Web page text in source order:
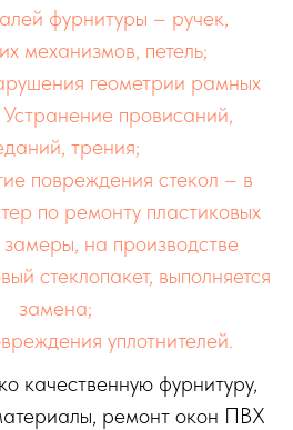
фурнитуры – ручек,
механизмов, петель;
геометрии рамных
провисаний,
трения;
повреждения стекол – в
по ремонту пластиковых
на производстве
стеклопакет, выполняется
замена;
уплотнителей.
качественную фурнитуру,
ремонт окон ПВХ